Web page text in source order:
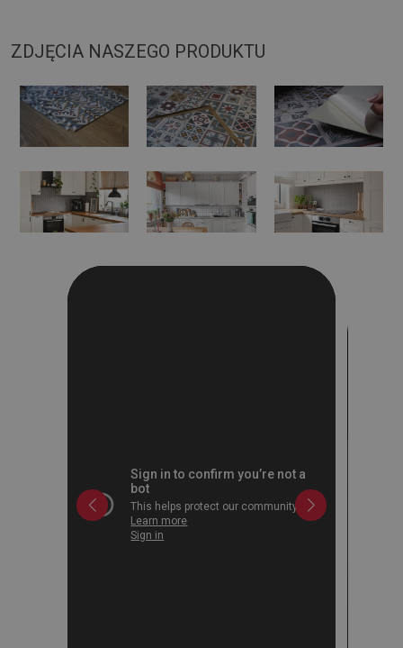
ZDJĘCIA NASZEGO PRODUKTU